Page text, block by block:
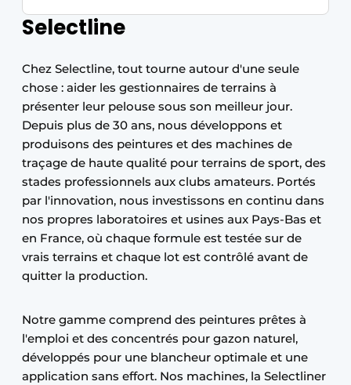
Selectline
Chez Selectline, tout tourne autour d'une seule
chose : aider les gestionnaires de terrains à
présenter leur pelouse sous son meilleur jour.
Depuis plus de 30 ans, nous développons et
produisons des peintures et des machines de
traçage de haute qualité pour terrains de sport, des
stades professionnels aux clubs amateurs. Portés
par l'innovation, nous investissons en continu dans
nos propres laboratoires et usines aux Pays-Bas et
en France, où chaque formule est testée sur de
vrais terrains et chaque lot est contrôlé avant de
quitter la production.
Notre gamme comprend des peintures prêtes à
l'emploi et des concentrés pour gazon naturel,
développés pour une blancheur optimale et une
application sans effort. Nos machines, la Selectliner